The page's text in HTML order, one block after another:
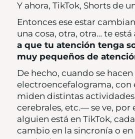
Y ahora, TikTok, Shorts de
Entonces ese estar
una cosa, otra, otra… te está
a que tu atención tenga
muy pequeños de
De hecho, cuando se
electroencefalograma,
miden distintas
cerebrales, etc.— se ve, por
alguien está en TikTok,
cambio en la sincronía o